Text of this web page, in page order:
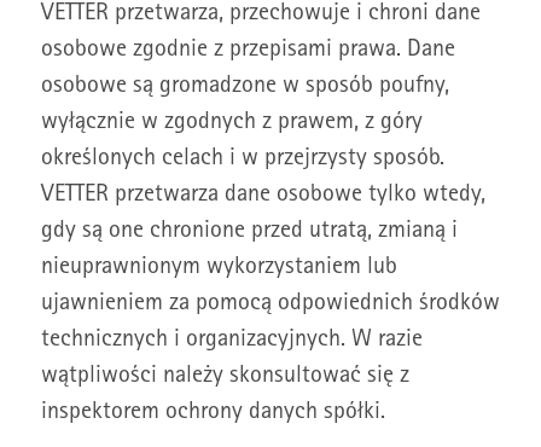
VETTER przetwarza, przechowuje i chroni dane
osobowe zgodnie z przepisami prawa. Dane
osobowe są gromadzone w sposób poufny,
wyłącznie w zgodnych z prawem, z góry
określonych celach i w przejrzysty sposób.
VETTER przetwarza dane osobowe tylko wtedy,
gdy są one chronione przed utratą, zmianą i
nieuprawnionym wykorzystaniem lub
ujawnieniem za pomocą odpowiednich środków
technicznych i organizacyjnych. W razie
wątpliwości należy skonsultować się z
inspektorem ochrony danych spółki.